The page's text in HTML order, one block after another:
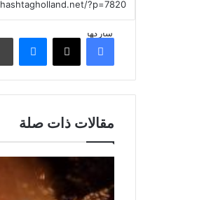
شاركهافيسبوك ‫X
مقالات ذات صلة